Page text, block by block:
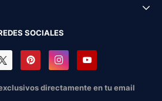
SOCIALES
directamente en tu email